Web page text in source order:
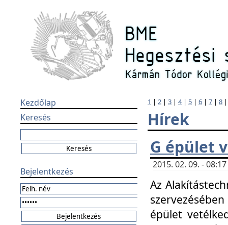
Kezdőlap
Keresés
Bejelentkezés
1 | 2 | 3 | 4| 5 | 6 | 7 | 8
Hírek
G épület
2015. 02. 09. -
Az
épület